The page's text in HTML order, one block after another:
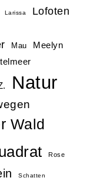
Larissa Lofoten
Mau Meelyn
Natur
Wald
Rose
Schatten